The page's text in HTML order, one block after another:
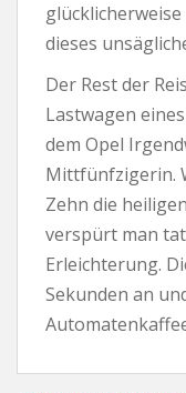
dieses
Der Rest der
Lastwagen
dem Opel
Mittfünfzigerin.
Zehn die
verspürt man
Erleichterung.
Sekunden an